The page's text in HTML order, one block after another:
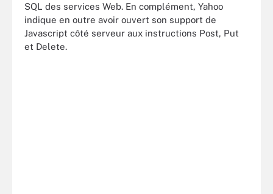
SQL des services Web. En complément, Yahoo
indique en outre avoir ouvert son support de
Javascript côté serveur aux instructions Post, Put
et Delete.